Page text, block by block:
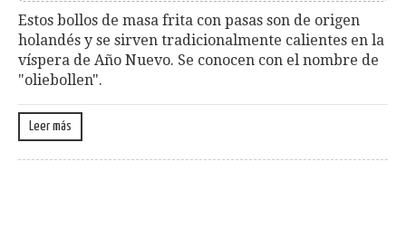
Estos bollos de masa frita con pasas son de origen
holandés y se sirven tradicionalmente calientes en la
víspera de Año Nuevo. Se conocen con el nombre de
"oliebollen".
Leer más